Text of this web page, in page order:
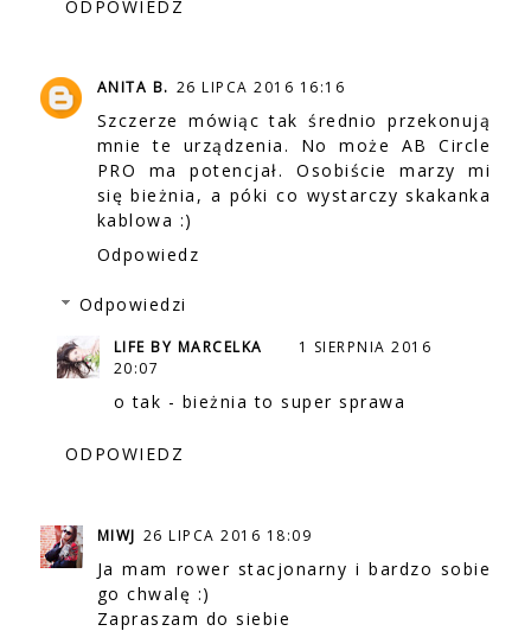
ODPOWIEDZ
ANITA B. 26 LIPCA 2016 16:16
Szczerze mówiąc tak średnio przekonują
mnie te urządzenia. No może AB Circle
PRO ma potencjał. Osobiście marzy mi
się bieżnia, a póki co wystarczy skakanka
kablowa :)
Odpowiedz
Odpowiedzi
LIFE BY MARCELKA
1 SIERPNIA 2016
20:07
o tak - bieżnia to super sprawa
ODPOWIEDZ
MIWJ 26 LIPCA 2016 18:09
Ja mam rower stacjonarny i bardzo sobie
go chwalę :)
Zapraszam do siebie